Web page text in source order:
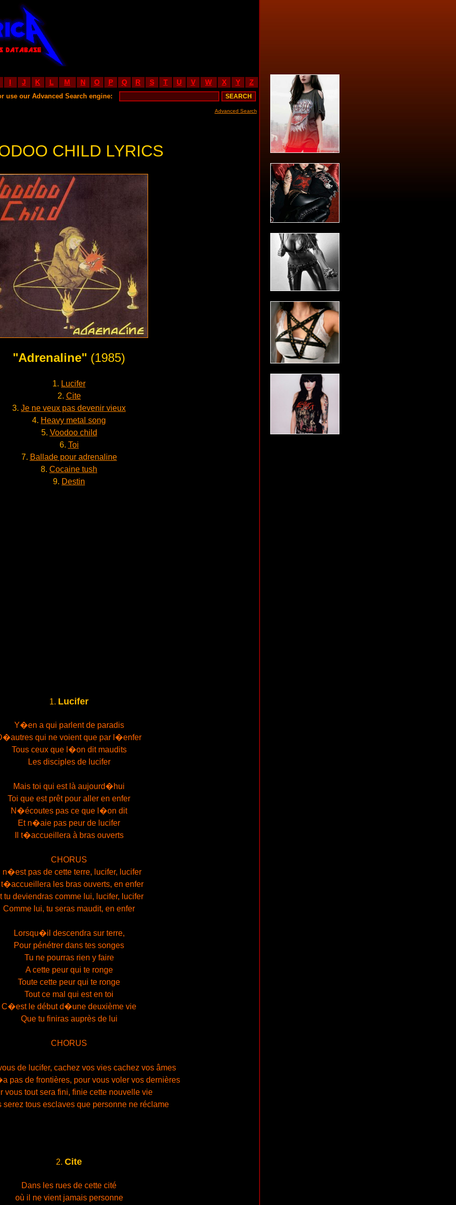
I J K L M N O P Q R S T U V W X Y Z
use our Advanced Search engine:
Advanced Search
CHILD LYRICS
"Adrenaline" (1985)
1. Lucifer
2. Cite
3. Je ne veux pas devenir vieux
4. Heavy metal song
5. Voodoo child
6. Toi
7. Ballade pour adrenaline
8. Cocaine tush
9. Destin
1. Lucifer
Y�en a qui parlent de paradis
qui ne voient que par l�enfer
Tous ceux que l�on dit maudits
Les disciples de lucifer
Mais toi qui est là aujourd�hui
Toi que est prêt pour aller en enfer
N�écoutes pas ce que l�on dit
Et n�aie pas peur de lucifer
Il t�accueillera à bras ouverts
CHORUS
Il n�est pas de cette terre, lucifer, lucifer
t�accueillera les bras ouverts, en enfer
tu deviendras comme lui, lucifer, lucifer
Comme lui, tu seras maudit, en enfer
Lorsqu�il descendra sur terre,
Pour pénétrer dans tes songes
Tu ne pourras rien y faire
A cette peur qui te ronge
Toute cette peur qui te ronge
Tout ce mal qui est en toi
C�est le début d�une deuxième vie
Que tu finiras auprès de lui
CHORUS
de lucifer, cachez vos vies cachez vos âmes
pas de frontières, pour vous voler vos dernières
vous tout sera fini, finie cette nouvelle vie
serez tous esclaves que personne ne réclame
2. Cite
Dans les rues de cette cité
où il ne vient jamais personne